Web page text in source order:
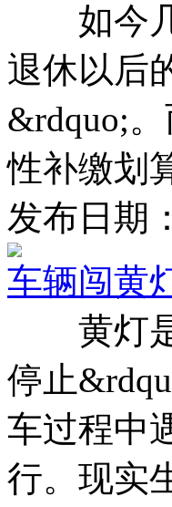
如今几
退休以后
&rdquo;
性补缴划
发布日期
车辆闯黄
黄灯是
停止
车过程中
行。现实